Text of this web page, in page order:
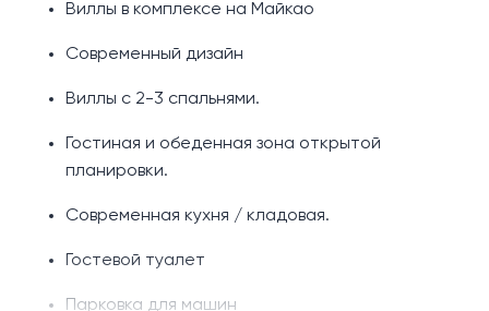
Виллы в комплексе на Майкао
Современный дизайн
Виллы с 2-3 спальнями.
Гостиная и обеденная зона открытой
планировки.
Современная кухня / кладовая.
Гостевой туалет
Парковка для машин